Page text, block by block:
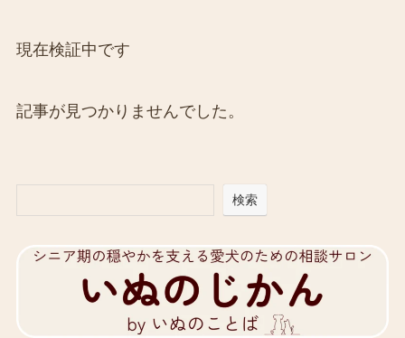
現在検証中です
記事が見つかりませんでした。
検索